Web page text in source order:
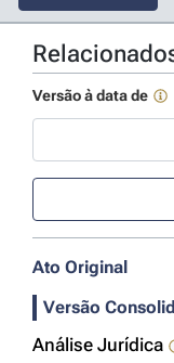
Versão à data de
Use a tecla de seta
Ato Original
Versão
Análise Jurídica